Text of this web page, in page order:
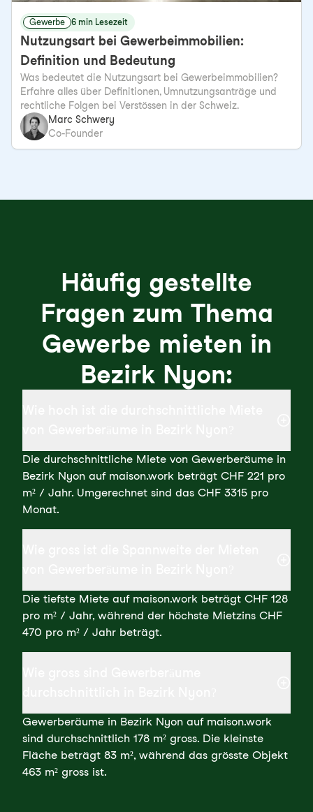
Gewerbe 6 min Lesezeit
Nutzungsart bei Gewerbeimmobilien:
Definition und Bedeutung
Was bedeutet die Nutzungsart bei Gewerbeimmobilien?
Erfahre alles über Definitionen, Umnutzungsanträge und
rechtliche Folgen bei Verstössen in der Schweiz.
Marc Schwery
Co-Founder
Häufig gestellte
Fragen zum Thema
Gewerbe mieten in
Bezirk Nyon:
Die durchschnittliche Miete von Gewerberäume in
Bezirk Nyon auf maison.work beträgt CHF 221 pro
m² / Jahr. Umgerechnet sind das CHF 3315 pro
Monat.
Die tiefste Miete auf maison.work beträgt CHF 128
pro m² / Jahr, während der höchste Mietzins CHF
470 pro m² / Jahr beträgt.
Gewerberäume in Bezirk Nyon auf maison.work
sind durchschnittlich 178 m² gross. Die kleinste
Fläche beträgt 83 m², während das grösste Objekt
463 m² gross ist.